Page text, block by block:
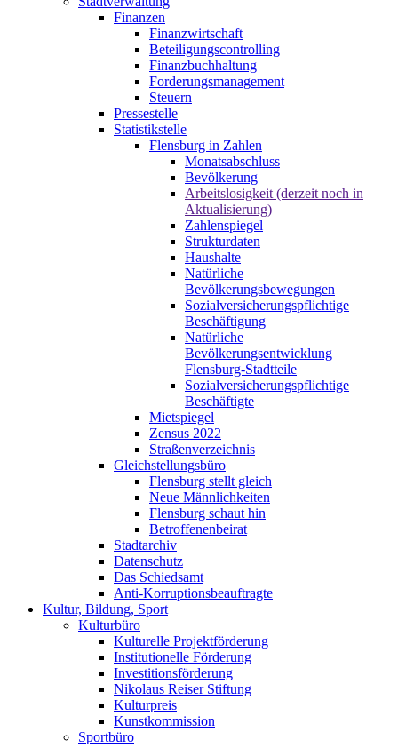
Finanzen
Finanzwirtschaft
Beteiligungscontrolling
Finanzbuchhaltung
Forderungsmanagement
Steuern
Pressestelle
Statistikstelle
Flensburg in Zahlen
Monatsabschluss
Bevölkerung
Arbeitslosigkeit (derzeit noch in
Aktualisierung)
Zahlenspiegel
Strukturdaten
Haushalte
Natürliche
Bevölkerungsbewegungen
Sozialversicherungspflichtige
Beschäftigung
Natürliche
Bevölkerungsentwicklung
Flensburg-Stadtteile
Sozialversicherungspflichtige
Beschäftigte
Mietspiegel
Zensus 2022
Straßenverzeichnis
Gleichstellungsbüro
Flensburg stellt gleich
Neue Männlichkeiten
Flensburg schaut hin
Betroffenenbeirat
Stadtarchiv
Datenschutz
Das Schiedsamt
Anti-Korruptionsbeauftragte
Kultur, Bildung, Sport
Kulturbüro
Kulturelle Projektförderung
Institutionelle Förderung
Investitionsförderung
Nikolaus Reiser Stiftung
Kulturpreis
Kunstkommission
Sportbüro